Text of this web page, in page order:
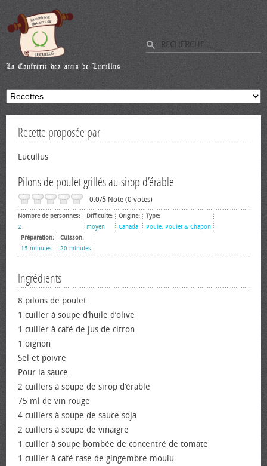
Recette proposée par
Lucullus
Pilons de poulet grillés au sirop d’érable
0.0/5 Note (0 votes)
Nombre de personnes:
2
Difficulté:
moyen
Origine:
Canada
Type:
Poule, Poulet & Chapon
Préparation:
15 minutes
Cuisson:
20 minutes
Ingrédients
8 pilons de poulet
1 cuiller à soupe d’huile d’olive
1 cuiller à café de jus de citron
1 oignon
Sel et poivre
Pour la sauce
2 cuillers à soupe de sirop d’érable
75 ml de vin rouge
4 cuillers à soupe de sauce soja
2 cuillers à soupe de vinaigre
1 cuiller à soupe bombée de concentré de tomate
1 cuiller à café rase de gingembre moulu